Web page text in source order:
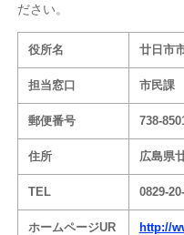
ださい。
役所名 廿日市
担当窓口 市民課
郵便番号 738-
住所 広島県
TEL 0829-
ホームページUR
http://